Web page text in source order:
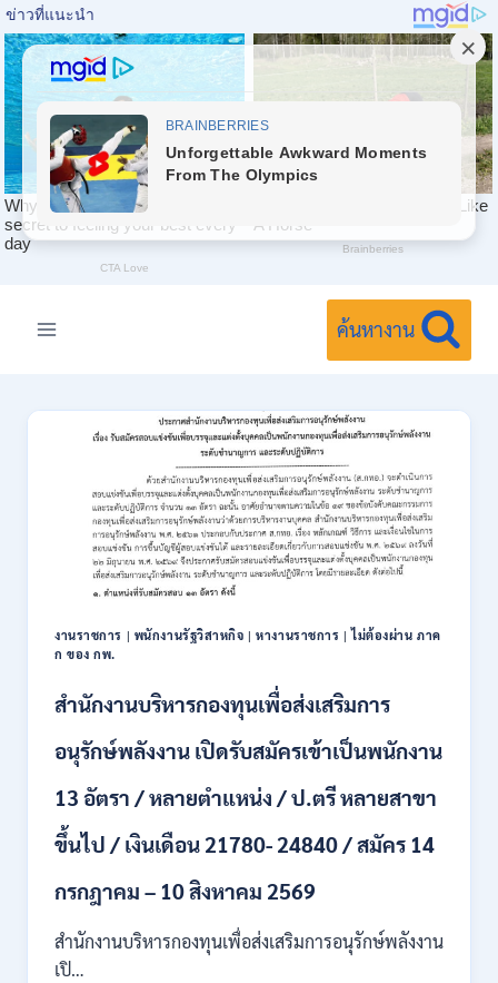
ค้นหางาน
งานราชการ | พนักงานรัฐวิสาหกิจ |หางานราชการ |ไม่ต้องผ่าน ภาค
ก ของ กพ.
สำนักงานบริหารกองทุนเพื่อส่งเสริมการ
อนุรักษ์พลังงาน เปิดรับสมัครเข้าเป็นพนักงาน
13 อัตรา / หลายตำแหน่ง / ป.ตรี หลายสาขา
ขึ้นไป / เงินเดือน 21780- 24840 / สมัคร 14
กรกฎาคม – 10 สิงหาคม 2569
สำนักงานบริหารกองทุนเพื่อส่งเสริมการอนุรักษ์พลังงาน
เปิ…